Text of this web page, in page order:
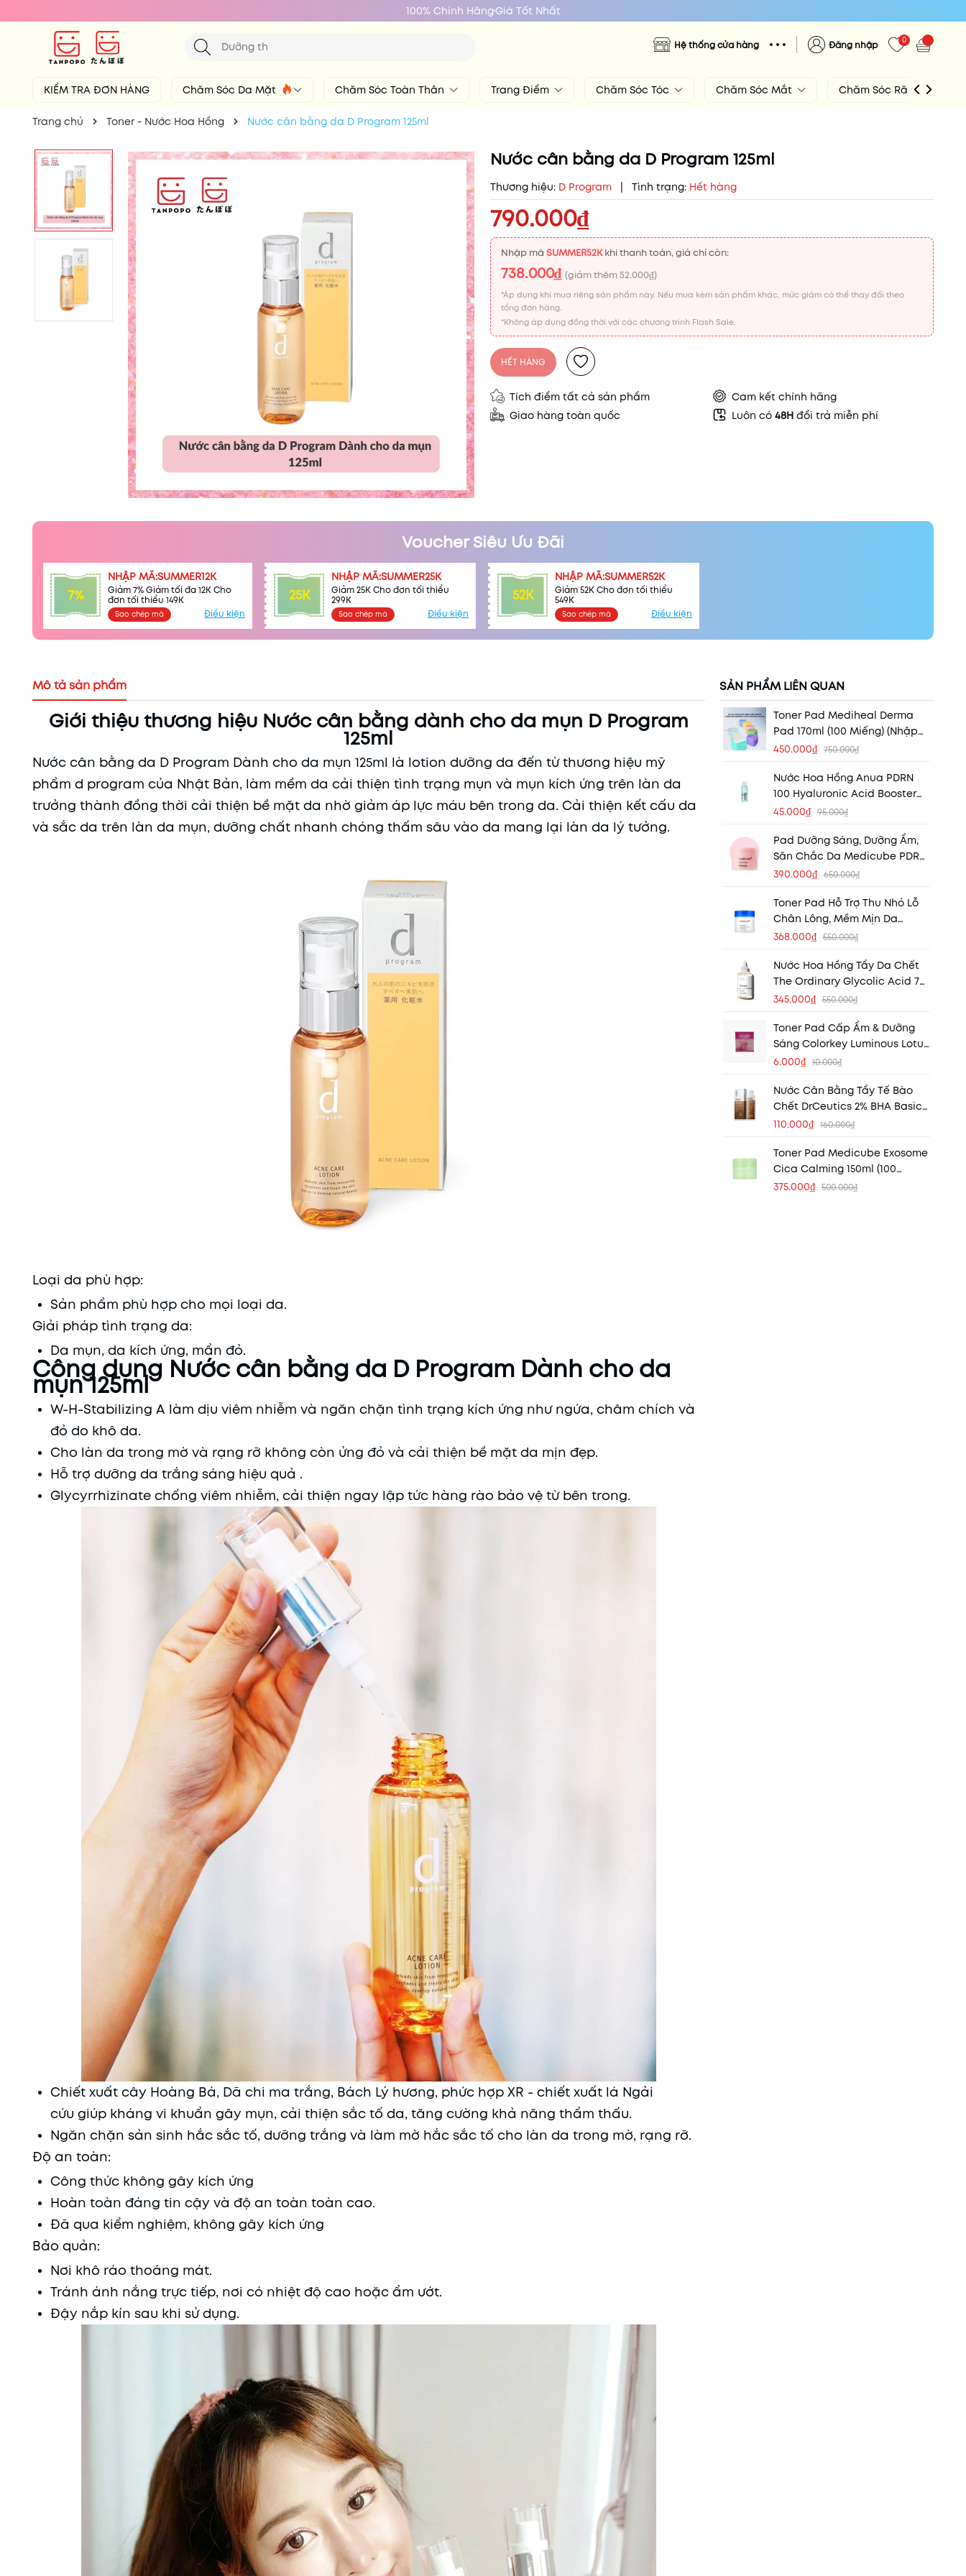
100% Chính HãngGiá Tốt Nhất
Hệ thống cửa hàng Đăng nhập 0
KIỂM TRA ĐƠN HÀNG Chăm Sóc Da Mặt Chăm Sóc Toàn Thân Trang Điểm Chăm Sóc Tóc Chăm Sóc Mắt Chăm Sóc Răng Miệng
Trang chủ Toner - Nước Hoa Hồng Nước cân bằng da D Program 125ml
Nước cân bằng da D Program 125ml
Thương hiệu: D Program Tình trạng: Hết hàng
790.000₫
Nhập mã SUMMER52Kkhi thanh toán, giá chỉ còn:
738.000₫ (giảm thêm52.000₫)
*Áp dụng khi mua riêng sản phẩm này. Nếu mua kèm sản phẩm khác, mức giảm có thể thay đổi theo
tổng đơn hàng.
*Không áp dụng đồng thời với các chương trình Flash Sale.
HẾT HÀNG
Tích điểm tất cả sản phẩm
Cam kết chính hãng
Giao hàng toàn quốc
Luôn có 48H đổi trả miễn phí
Voucher Siêu Ưu Đãi
7%
NHẬP MÃ:SUMMER12K
Giảm 7% Giảm tối đa 12K Cho
đơn tối thiểu 149K
Sao chép mã Điều kiện
25K
NHẬP MÃ:SUMMER25K
Giảm 25K Cho đơn tối thiểu
299K
Sao chép mã Điều kiện
52K
NHẬP MÃ:SUMMER52K
Giảm 52K Cho đơn tối thiểu
549K
Sao chép mã Điều kiện
Điều kiện:
Mô tả sản phẩm
Giới thiệu thương hiệu Nước cân bằng dành cho da mụn D Program
125ml
Nước cân bằng da D Program Dành cho da mụn 125ml là lotion dưỡng da đến từ thương hiệu mỹ
phẩm d program của Nhật Bản, làm mềm da cải thiện tình trạng mụn và mụn kích ứng trên làn da
trưởng thành đồng thời cải thiện bề mặt da nhờ giảm áp lực máu bên trong da. Cải thiện kết cấu da
và sắc da trên làn da mụn, dưỡng chất nhanh chóng thấm sâu vào da mang lại làn da lý tưởng.
Loại da phù hợp:
Sản phẩm phù hợp cho mọi loại da.
Giải pháp tình trạng da:
Da mụn, da kích ứng, mẩn đỏ.
Công dụng Nước cân bằng da D Program Dành cho da
mụn 125ml
W-H-Stabilizing A làm dịu viêm nhiễm và ngăn chặn tình trạng kích ứng như ngứa, châm chích và
đỏ do khô da.
Cho làn da trong mờ và rạng rỡ không còn ửng đỏ và cải thiện bề mặt da mịn đẹp.
Hỗ trợ dưỡng da trắng sáng hiệu quả .
Glycyrrhizinate chống viêm nhiễm, cải thiện ngay lập tức hàng rào bảo vệ từ bên trong.
Chiết xuất cây Hoàng Bá, Dã chi ma trắng, Bách Lý hương, phức hợp XR - chiết xuất lá Ngải
cứu giúp kháng vi khuẩn gây mụn, cải thiện sắc tố da, tăng cường khả năng thẩm thấu.
Ngăn chặn sản sinh hắc sắc tố, dưỡng trắng và làm mờ hắc sắc tố cho làn da trong mờ, rạng rỡ.
Độ an toàn:
Công thức không gây kích ứng
Hoàn toàn đáng tin cậy và độ an toàn toàn cao.
Đã qua kiểm nghiệm, không gây kích ứng
Bảo quản:
Nơi khô ráo thoáng mát.
Tránh ánh nắng trực tiếp, nơi có nhiệt độ cao hoặc ẩm ướt.
Đậy nắp kín sau khi sử dụng.
SẢN PHẨM LIÊN QUAN
Toner Pad Mediheal Derma
Pad 170ml (100 Miếng) (Nhập
Khẩu)
450.000₫ 750.000₫
Nước Hoa Hồng Anua PDRN
100 Hyaluronic Acid Booster
40ml
45.000₫ 95.000₫
Pad Dưỡng Sáng, Dưỡng Ẩm,
Săn Chắc Da Medicube PDRN
Pink Collagen Toning Gel
390.000₫ 650.000₫
Toner Pad Hỗ Trợ Thu Nhỏ Lỗ
Chân Lông, Mềm Mịn Da
Medicube Zero Pore Pad 2.0
Khẩu)
368.000₫ 550.000₫
Nước Hoa Hồng Tẩy Da Chết
The Ordinary Glycolic Acid 7%
Exfoliating Toner 100ml
345.000₫ 550.000₫
Toner Pad Cấp Ẩm & Dưỡng
Sáng Colorkey Luminous Lotus
Brightening Pad 7ml
6.000₫ 10.000₫
Nước Cân Bằng Tẩy Tế Bào
Chết DrCeutics 2% BHA Basic
BHA 2% In Alcohol 100ml
110.000₫ 160.000₫
Toner Pad Medicube Exosome
Cica Calming 150ml (100
Miếng)
375.000₫ 500.000₫